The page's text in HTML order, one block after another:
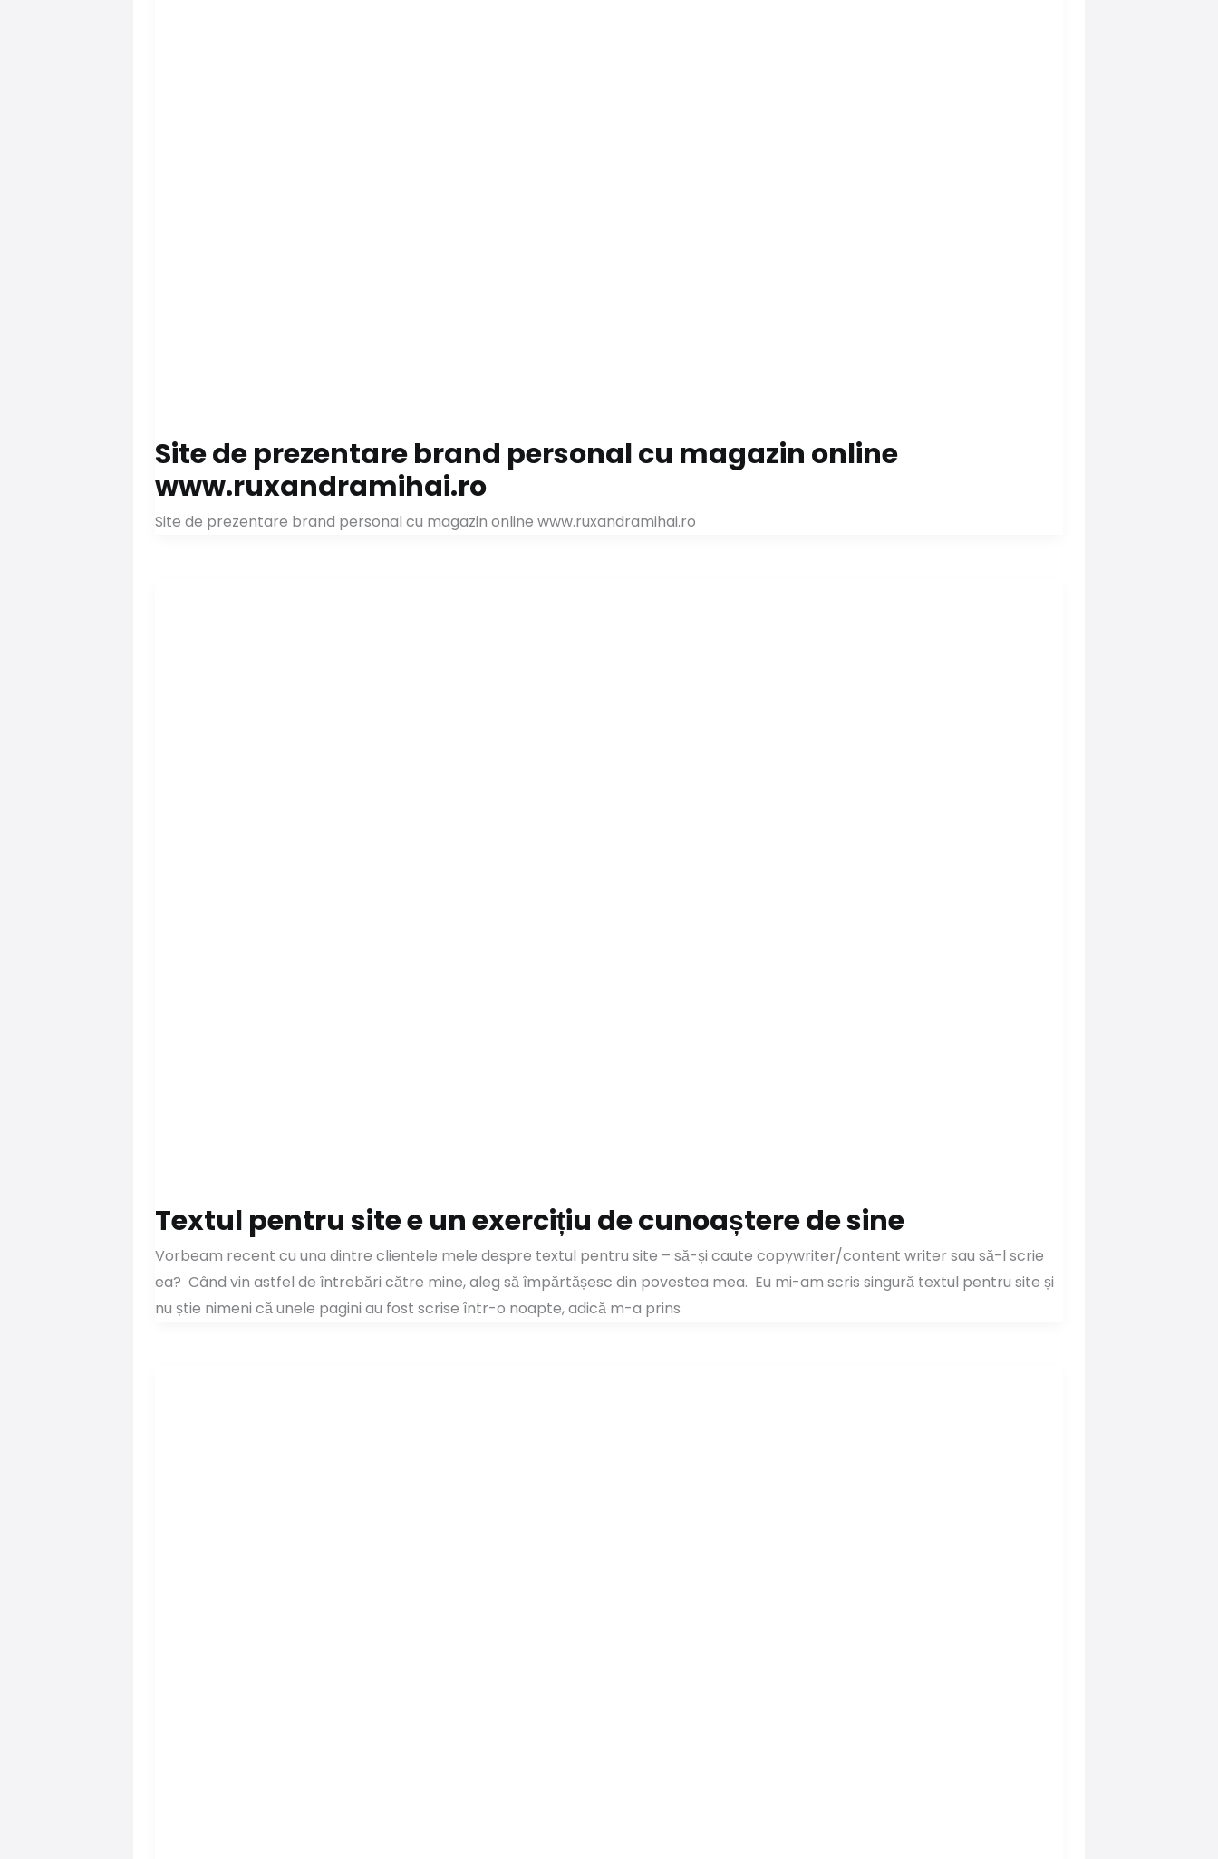
Site de prezentare brand personal cu magazin online
www.ruxandramihai.ro
Site de prezentare brand personal cu magazin online www.ruxandramihai.ro
Textul pentru site e un exercițiu de cunoaștere de sine
Vorbeam recent cu una dintre clientele mele despre textul pentru site – să-și caute copywriter/content writer sau să-l scrie
ea? Când vin astfel de întrebări către mine, aleg să împărtășesc din povestea mea. Eu mi-am scris singură textul pentru site și
nu știe nimeni că unele pagini au fost scrise într-o noapte, adică m-a prins